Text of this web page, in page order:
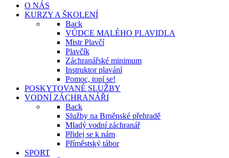
O NÁS
KURZY A ŠKOLENÍ
Back
VŮDCE MALÉHO PLAVIDLA
Mistr Plavčí
Plavčík
Záchranářské minimum
Instruktor plavání
Pomoc, topí se!
POSKYTOVANÉ SLUŽBY
VODNÍ ZÁCHRANÁŘI
Back
Služby na Brněnské přehradě
Mladý vodní záchranář
Přidej se k nám
Příměstský tábor
SPORT